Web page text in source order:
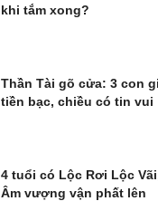
khi tắm xong?
Thần Tài gõ cửa: 3 con
tiền bạc, chiều có tin vui
4 tuổi có Lộc Rơi Lộc
Âm vượng vận phất lên